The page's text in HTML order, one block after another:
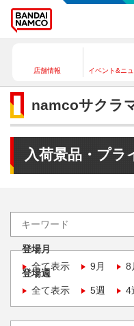
店舗情報 イベント&ニ
namcoサクラ
入荷景品・プラ
登場月
全て表示
9月 8
登場週
全て表示
5週 4